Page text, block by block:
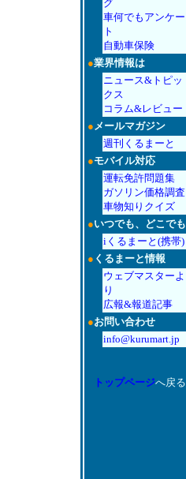
グ
車何でもアンケー
ト
自動車保険
●業界情報は
ニュース&トピッ
クス
コラム&レビュー
●メールマガジン
週刊くるまーと
●モバイル対応
運転免許問題集
ガソリン価格調査
車物知りクイズ
●いつでも、どこでも
iくるまーと(携帯)
● くるまーと情報
ウェブマスターよ
り
広報&報道記事
●お問い合わせ
info@kurumart.jp
トップページへ戻る